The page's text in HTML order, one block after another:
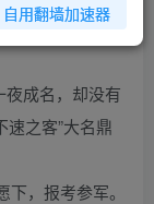
夜成名，却没有
速之客”大名鼎
，报考参军。
自用翻墙加速器